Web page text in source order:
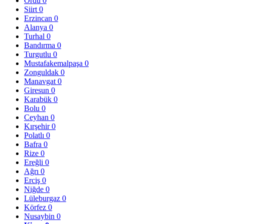
Siirt 0
Erzincan 0
Alanya 0
Turhal 0
Bandırma 0
Turgutlu 0
Mustafakemalpaşa 0
Zonguldak 0
Manavgat 0
Giresun 0
Karabük 0
Bolu 0
Ceyhan 0
Kırşehir0
Polatlı 0
Bafra 0
Rize 0
Ereğli 0
Ağrı 0
Erciş 0
Niğde 0
Lüleburgaz 0
Körfez 0
Nusaybin 0